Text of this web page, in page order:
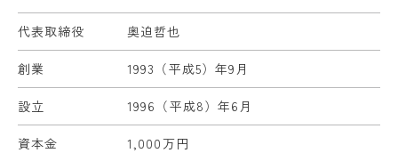
代表取締役 奥迫哲也
創業 1993（平成5）年9月
設立 1996（平成8）年6月
資本金 1,000万円